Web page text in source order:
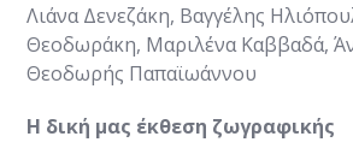
Λιάνα Δενεζάκη, Βαγγέλης
Θεοδωράκη, Μαριλένα Καββαδά,
Θεοδωρής Παπαϊωάννου
Η δική μας έκθεση ζωγραφικής